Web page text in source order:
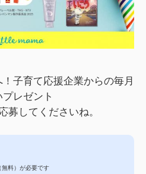
子育て応援企業からの毎月
レゼント
募してくださいね。
料）が必要です